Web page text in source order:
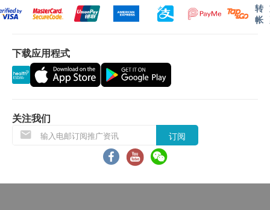
保用条款 ：
退换条款 ：
当顾客收取已订购之货品时，有责任检查货品是否
退换产品必须包装完整，如退换之产品有任何残缺
或过期退回，供应商有权不受理。
如有其他损坏或遗漏查询，顾客必须保留有效收据
正本，并于送货后7个工作天内按下列方式联系 唯
健康 客户服务部跟进。
转
帐
下载应用程式
关注我们
订阅